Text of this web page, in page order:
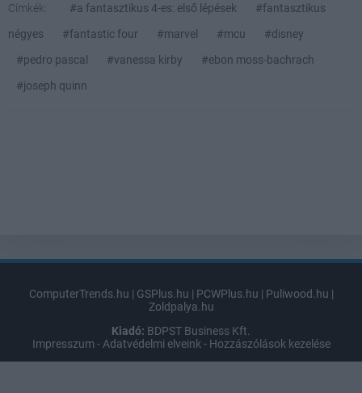
Címkék: #a fantasztikus 4-es: első lépések
#fantasztikus
négyes
#fantastic four #marvel #mcu
#disney
#pedro pascal
#vanessa kirby
#ebon moss-bachrach
#joseph quinn
ComputerTrends.hu | GSPlus.hu | PCWPlus.hu | Puliwood.hu |
Zoldpalya.hu
Kiadó: BDPST Business Kft.
Impresszum - Adatvédelmi elveink - Hozzászólások kezelése